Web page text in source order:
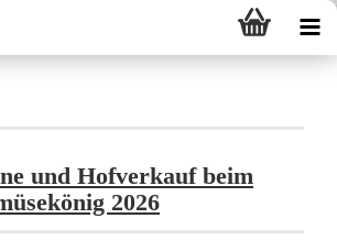
und Hofverkauf beim
2026